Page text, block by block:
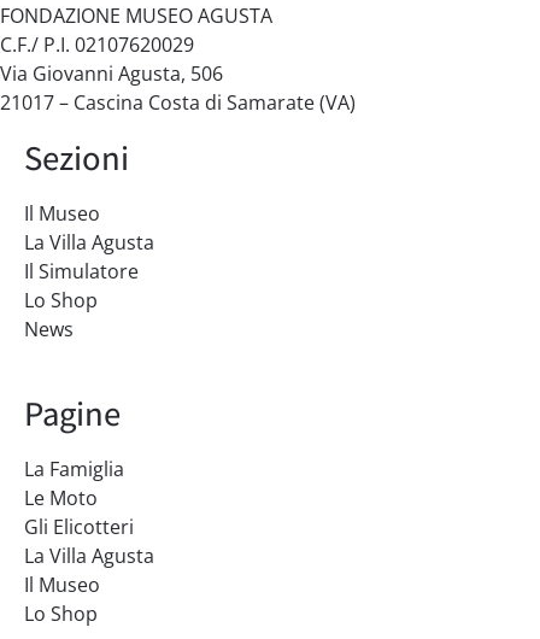
FONDAZIONE MUSEO AGUSTA
C.F./ P.I. 02107620029
Via Giovanni Agusta, 506
21017 – Cascina Costa di Samarate (VA)
Sezioni
Il Museo
La Villa Agusta
Il Simulatore
Lo Shop
News
Pagine
La Famiglia
Le Moto
Gli Elicotteri
La Villa Agusta
Il Museo
Lo Shop